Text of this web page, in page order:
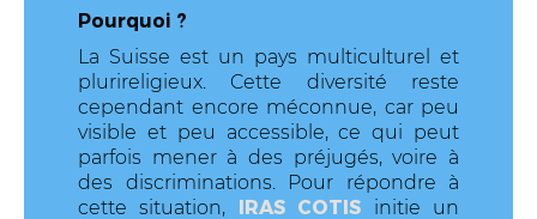
Pourquoi ?
La Suisse est un pays multiculturel et
plurireligieux. Cette diversité reste
cependant encore méconnue, car peu
visible et peu accessible, ce qui peut
parfois mener à des préjugés, voire à
des discriminations. Pour répondre à
cette situation, IRAS COTIS initie un